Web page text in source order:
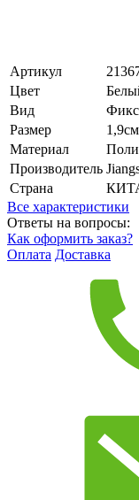
Артикул
Цвет
Вид
Размер
Материал
Производитель
Страна
Все характеристики
Ответы на вопросы:
Как оформить заказ?
Оплата Доставка